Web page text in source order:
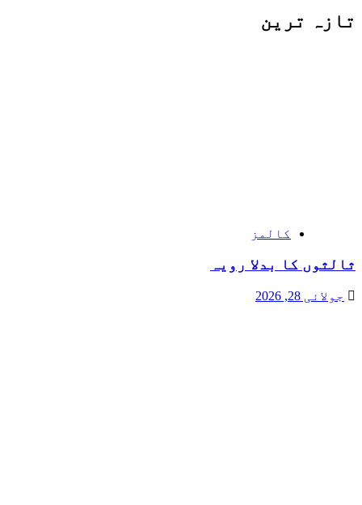
تازہ ترین
کالمز
ثالثوں کا بدلا رویہ
جولائی 28, 2026